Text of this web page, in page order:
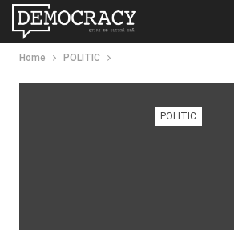
Home POLITIC
POLITIC